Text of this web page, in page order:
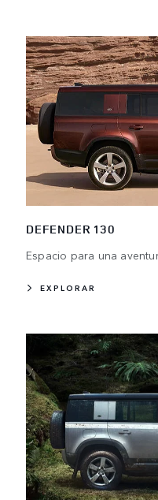
DEFENDER 130
Espacio para una
EXPLORAR